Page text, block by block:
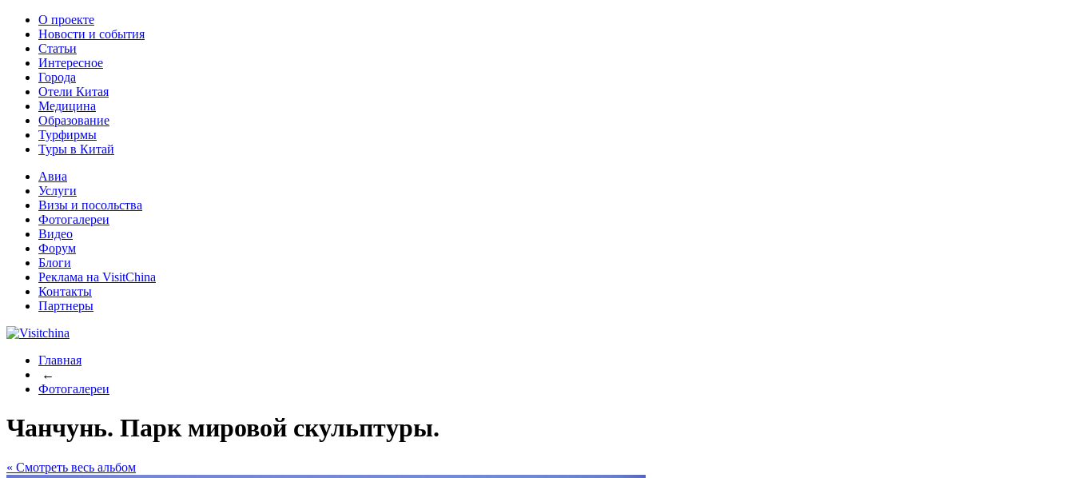
О проекте
Новости и события
Статьи
Интересное
Города
Отели Китая
Медицина
Образование
Турфирмы
Туры в Китай
Авиа
Услуги
Визы и посольства
Фотогалереи
Видео
Форум
Блоги
Реклама на VisitChina
Контакты
Партнеры
Главная
←
Фотогалереи
Чанчунь. Парк мировой скульптуры.
« Cмотреть весь альбом